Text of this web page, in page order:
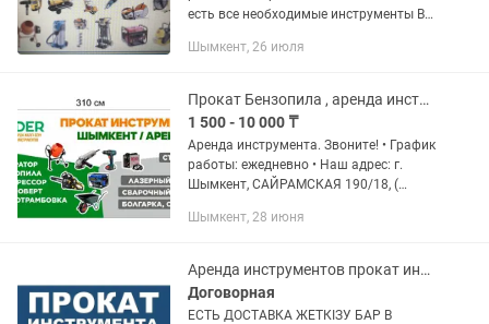
есть все необходимые инструменты В
тн Все виды инструментов Дрель
Шымкент, 26 июля
Прокат Бензопила , аренда инструмента
1 500 - 10 000 ₸
Аренда инструмента. Звоните! • График
работы: ежедневно • Наш адрес: г.
Шымкент, САЙРАМСКАЯ 190/18, (
от 4000тг/сутки •Стремянка-2000-
Шымкент, 28 июня
Аренда инструментов прокат инструментов
Договорная
ЕСТЬ ДОСТАВКА ЖЕТКІЗУ БАР В